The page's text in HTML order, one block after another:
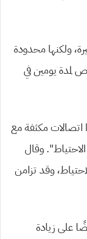
ولكنها محدودة
لمدة يومين في
اتصالات مكثفة مع
وقال
وقد تزامن
على زيادة